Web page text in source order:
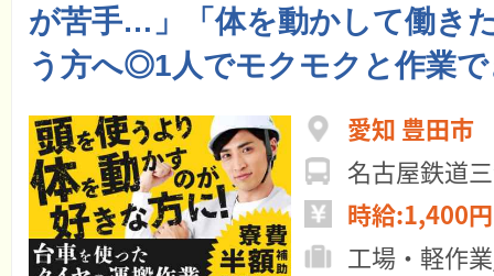
が苦手…」「体を動かして働き
う方へ◎1人でモクモクと作業
愛知 豊田市
名古屋鉄道
時給:1,400
工場・軽作